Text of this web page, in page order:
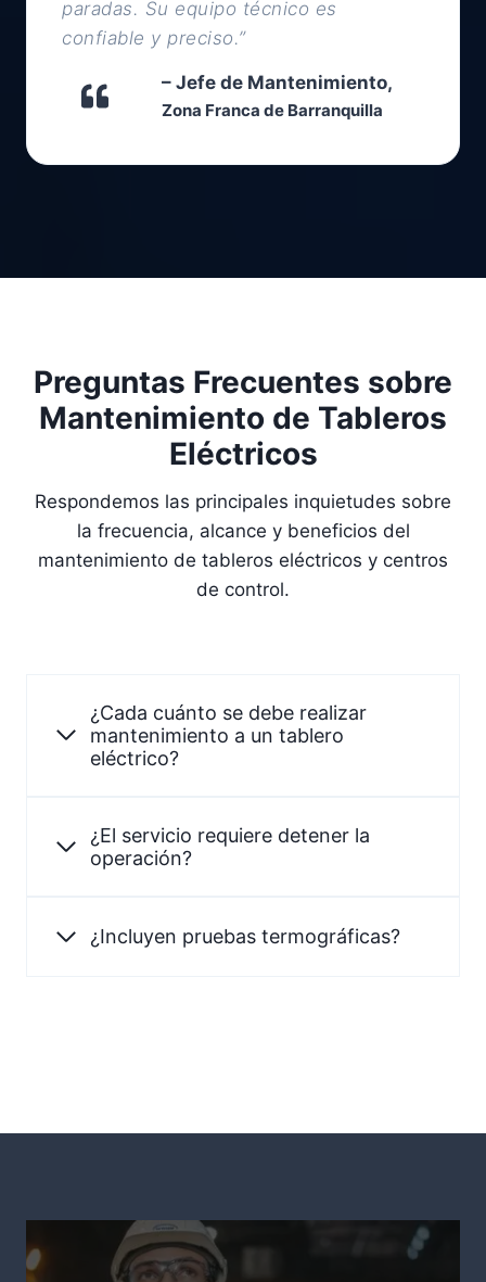
paradas. Su equipo técnico es
confiable y preciso.”
– Jefe de Mantenimiento,
Zona Franca de Barranquilla
Preguntas Frecuentes sobre
Mantenimiento de Tableros
Eléctricos
Respondemos las principales inquietudes sobre
la frecuencia, alcance y beneficios del
mantenimiento de tableros eléctricos y centros
de control.
¿Cada cuánto se debe realizar
mantenimiento a un tablero
eléctrico?
¿El servicio requiere detener la
operación?
¿Incluyen pruebas termográficas?